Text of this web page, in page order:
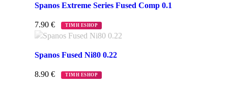
Spanos Extreme Series Fused Comp 0.1
7.90 € ΤΙΜΗ ESHOP
Spanos Fused Ni80 0.22
8.90 € ΤΙΜΗ ESHOP